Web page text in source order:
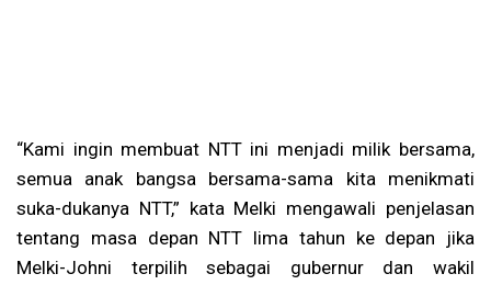
“Kami ingin membuat NTT ini menjadi milik bersama,
semua anak bangsa bersama-sama kita menikmati
suka-dukanya NTT,” kata Melki mengawali penjelasan
tentang masa depan NTT lima tahun ke depan jika
Melki-Johni terpilih sebagai gubernur dan wakil